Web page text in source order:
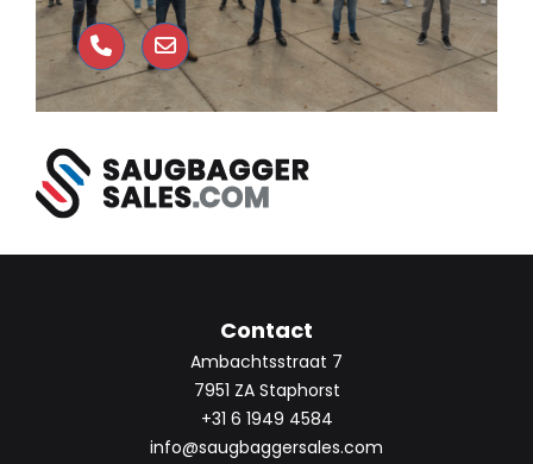
Contact
Ambachtsstraat 7
7951 ZA Staphorst
+31 6 1949 4584
info@saugbaggersales.com